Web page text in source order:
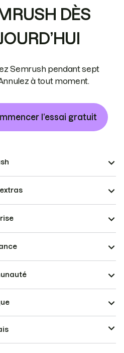
DÈS
Semrush pendant sept
à tout moment.
l’essai gratuit